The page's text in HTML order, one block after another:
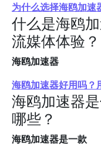
为什么选择海鸥加速
什么是海鸥
流媒体体验？
海鸥加速器
海鸥加速器好用吗？
海鸥加速器
哪些？
海鸥加速器是一款